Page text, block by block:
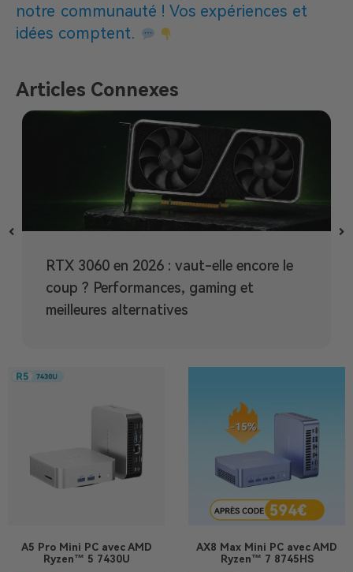
notre communauté ! Vos expériences et
idées comptent.
Articles Connexes
RTX 3060 en 2026 : vaut-elle encore le
coup ? Performances, gaming et
meilleures alternatives
A5 ProMini PC avec AMD
Ryzen™ 5 7430U
AX8 Max Mini PC avec AMD
Ryzen™ 7 8745HS